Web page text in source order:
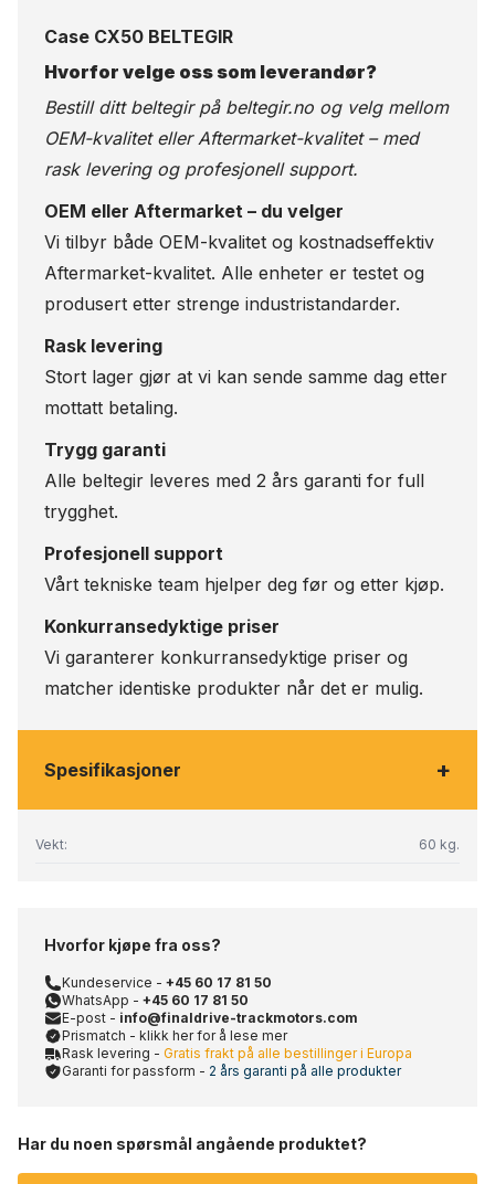
Case CX50 BELTEGIR
Hvorfor velge oss som leverandør?
Bestill ditt beltegir på beltegir.no og velg mellom
OEM-kvalitet eller Aftermarket-kvalitet – med
rask levering og profesjonell support.
OEM eller Aftermarket – du velger
Vi tilbyr både OEM-kvalitet og kostnadseffektiv
Aftermarket-kvalitet. Alle enheter er testet og
produsert etter strenge industristandarder.
Rask levering
Stort lager gjør at vi kan sende samme dag etter
mottatt betaling.
Trygg garanti
Alle beltegir leveres med 2 års garanti for full
trygghet.
Profesjonell support
Vårt tekniske team hjelper deg før og etter kjøp.
Konkurransedyktige priser
Vi garanterer konkurransedyktige priser og
matcher identiske produkter når det er mulig.
Spesifikasjoner +
Vekt: 60 kg.
Hvorfor kjøpe fra oss?
Kundeservice - +45 60 17 81 50
WhatsApp - +45 60 17 81 50
E-post - info@finaldrive-trackmotors.com
Prismatch - klikk her for å lese mer
Rask levering - Gratis frakt på alle bestillinger i Europa
Garanti for passform - 2 års garanti på alle produkter
Har du noen spørsmål angående produktet?